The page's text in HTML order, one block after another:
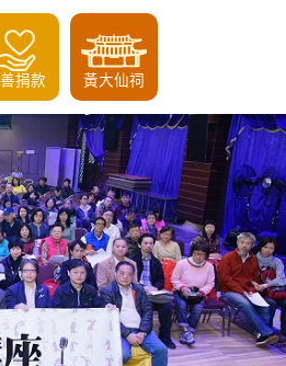
捐款 黃大仙祠